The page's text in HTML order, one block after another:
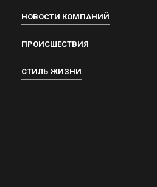
НОВОСТИ КОМПАНИЙ
ПРОИСШЕСТВИЯ
СТИЛЬ ЖИЗНИ